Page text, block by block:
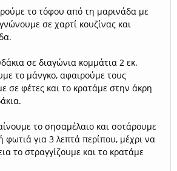
το τόφου από τη μαρινάδα με
σε χαρτί κουζίνας και
σε διαγώνια κομμάτια 2 εκ.
το μάνγκο, αφαιρούμε τους
σε φέτες και το κρατάμε στην άκρη
το σησαμέλαιο και σοτάρουμε
για 3 λεπτά περίπου, μέχρι να
το στραγγίζουμε και το κρατάμε